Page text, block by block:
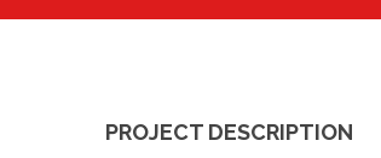
PROJECT DESCRIPTION